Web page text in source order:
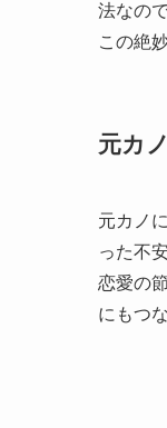
法なので
この絶
元カ
元カノ
った不
恋愛の
にもつ